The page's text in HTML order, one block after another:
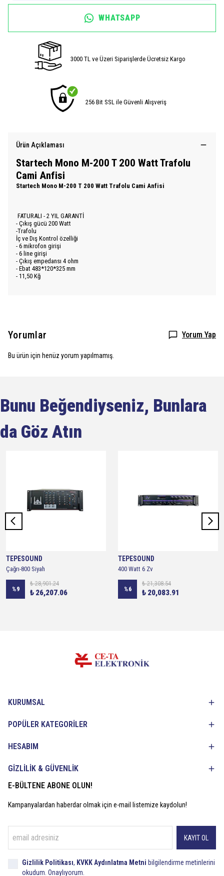
WHATSAPP
3000 TL ve Üzeri Siparişlerde Ücretsiz Kargo
256 Bit SSL ile Güvenli Alışveriş
Ürün Açıklaması
Startech Mono M-200 T 200 Watt Trafolu
Cami Anfisi
Startech Mono M-200 T 200 Watt Trafolu Cami Anfisi
FATURALI - 2 YIL GARANTİ
- Çıkış gücü 200 Watt
-Trafolu
İç ve Dış Kontrol özelliği
- 6 mikrofon girişi
- 6 line girişi
- Çıkış empedansı 4 ohm
- Ebat 483*120*325 mm
- 11,50 Kğ
Yorumlar Yorum Yap
Bu ürün için henüz yorum yapılmamış.
Bunu Beğendiyseniz, Bunlara
da Göz Atın
TEPESOUND
Çağrı-800 Siyah
%9
₺ 28,901.24
₺ 26,207.06
TEPESOUND
400 Watt 6 Zv
%6
₺ 21,308.54
₺ 20,083.91
KURUMSAL
POPÜLER KATEGORİLER
HESABIM
GİZLİLİK & GÜVENLİK
E-BÜLTENE ABONE OLUN!
Kampanyalardan haberdar olmak için e-mail listemize kaydolun!
KAYIT OL
Gizlilik Politikası, KVKK Aydınlatma Metni bilgilendirme metinlerini
okudum. Onaylıyorum.